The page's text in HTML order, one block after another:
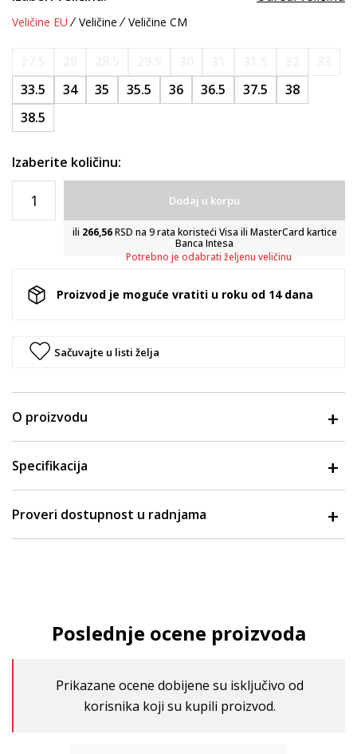
Veličine EU Veličine Veličine CM
33.5
34 35 35.5 36 36.5 37.5
38
38.5
Izaberite količinu:
Dodaj u korpu
ili 266,56RSD na 9 rata koristeći Visa ili MasterCard kartice
Banca Intesa
Potrebno je odabrati željenu veličinu
Proizvod je moguće vratiti u roku od 14 dana
Sačuvajte u listi želja
O proizvodu
Specifikacija
Proveri dostupnost u radnjama
Poslednje ocene proizvoda
Prikazane ocene dobijene su isključivo od
korisnika koji su kupili proizvod.